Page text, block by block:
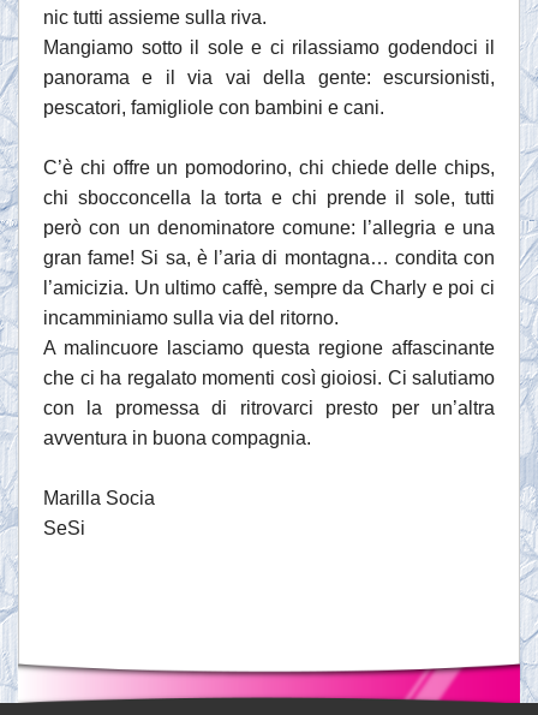
nic tutti assieme sulla riva.
Mangiamo sotto il sole e ci rilassiamo godendoci il
panorama e il via vai della gente: escursionisti,
pescatori, famigliole con bambini e cani.
C’è chi offre un pomodorino, chi chiede delle chips,
chi sbocconcella la torta e chi prende il sole, tutti
però con un denominatore comune: l’allegria e una
gran fame! Si sa, è l’aria di montagna… condita con
l’amicizia. Un ultimo caffè, sempre da Charly e poi ci
incamminiamo sulla via del ritorno.
A malincuore lasciamo questa regione affascinante
che ci ha regalato momenti così gioiosi. Ci salutiamo
con la promessa di ritrovarci presto per un’altra
avventura in buona compagnia.
Marilla Socia
SeSi